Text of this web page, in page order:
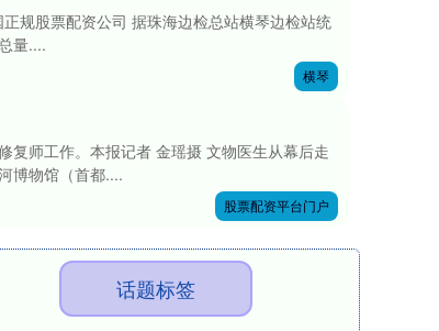
规股票配资公司 据珠海边检总站横琴边检站统
量....
横琴
复师工作。本报记者 金瑶摄 文物医生从幕后走
博物馆（首都....
股票配资平台门户
话题标签